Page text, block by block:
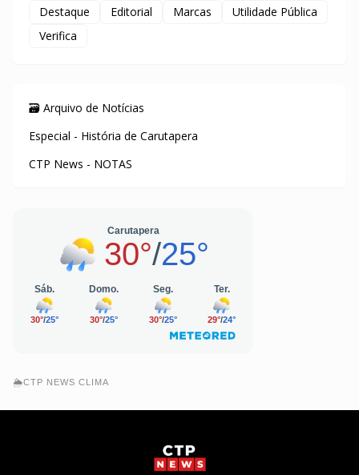
Destaque
Editorial Marcas
Utilidade Pública
Verifica
🗃️ Arquivo de Notícias
Especial - História de Carutapera
CTP News - NOTAS
🌦️CTP NEWS CLIMA